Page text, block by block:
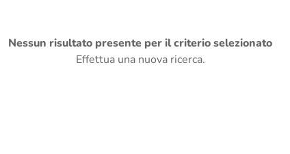
Nessun risultato presente per il criterio selezionato
Effettua una nuova ricerca.